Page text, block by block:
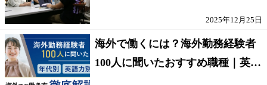
2025年12月25日
海外で働くには？海外勤務経験者
100人に聞いたおすすめ職種｜英語